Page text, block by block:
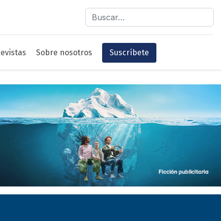
Buscar
Sobre nosotros Suscríbete